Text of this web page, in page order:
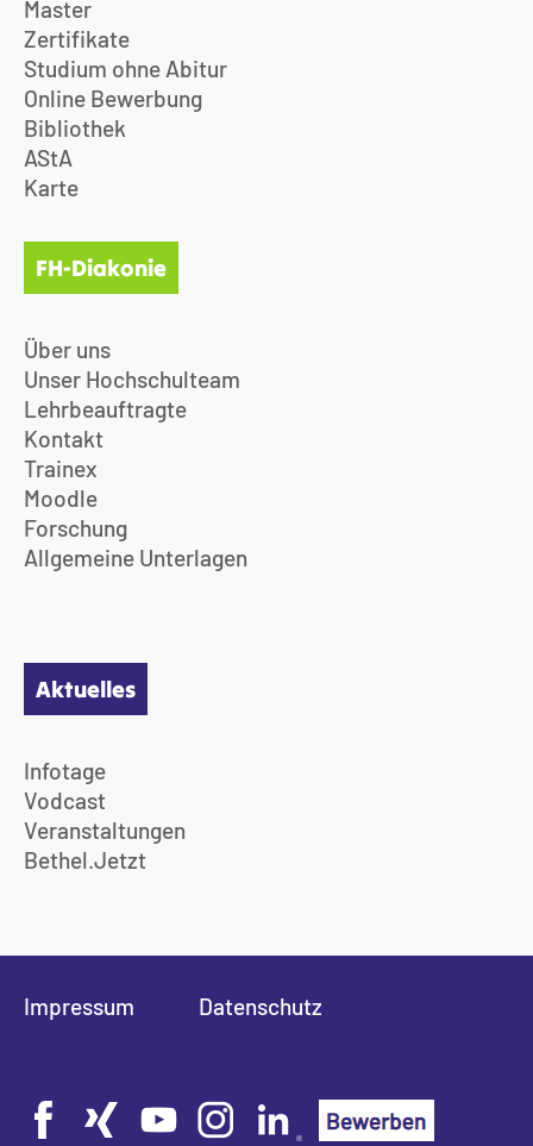
Master
Zertifikate
Studium ohne Abitur
Online Bewerbung
Bibliothek
AStA
Karte
FH-Diakonie
Über uns
Unser Hochschulteam
Lehrbeauftragte
Kontakt
Trainex
Moodle
Forschung
Allgemeine Unterlagen
Aktuelles
Infotage
Vodcast
Veranstaltungen
Bethel.Jetzt
Impressum Datenschutz